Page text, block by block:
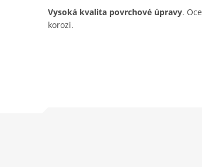
Vysoká kvalita povrchové úpravy.
korozi.